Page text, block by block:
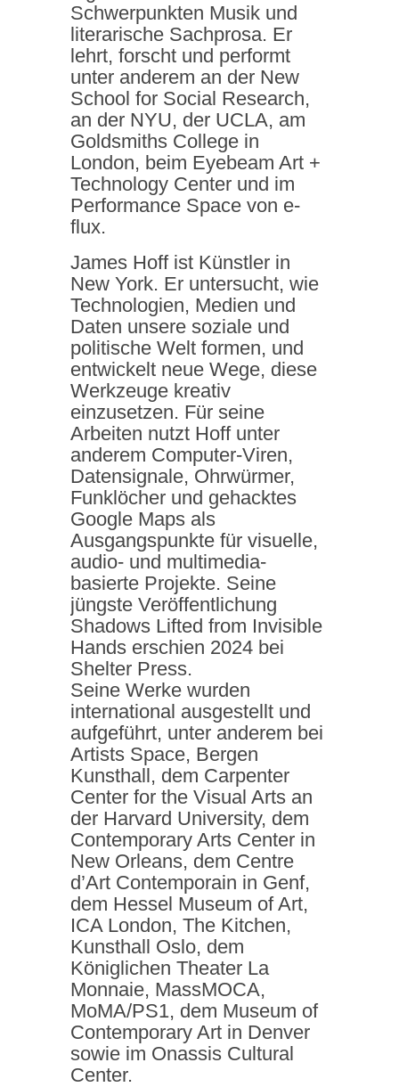
Schwerpunkten Musik und
literarische Sachprosa. Er
lehrt, forscht und performt
unter anderem an der New
School for Social Research,
an der NYU, der UCLA, am
Goldsmiths College in
London, beim Eyebeam Art +
Technology Center und im
Performance Space von e-
flux.
James Hoff ist Künstler in
New York. Er untersucht, wie
Technologien, Medien und
Daten unsere soziale und
politische Welt formen, und
entwickelt neue Wege, diese
Werkzeuge kreativ
einzusetzen. Für seine
Arbeiten nutzt Hoff unter
anderem Computer-Viren,
Datensignale, Ohrwürmer,
Funklöcher und gehacktes
Google Maps als
Ausgangspunkte für visuelle,
audio- und multimedia-
basierte Projekte. Seine
jüngste Veröffentlichung
Shadows Lifted from Invisible
Hands erschien 2024 bei
Shelter Press.
Seine Werke wurden
international ausgestellt und
aufgeführt, unter anderem bei
Artists Space, Bergen
Kunsthall, dem Carpenter
Center for the Visual Arts an
der Harvard University, dem
Contemporary Arts Center in
New Orleans, dem Centre
d’Art Contemporain in Genf,
dem Hessel Museum of Art,
ICA London, The Kitchen,
Kunsthall Oslo, dem
Königlichen Theater La
Monnaie, MassMOCA,
MoMA/PS1, dem Museum of
Contemporary Art in Denver
sowie im Onassis Cultural
Center.